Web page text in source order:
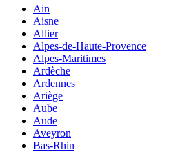
Ain
Aisne
Allier
Alpes-de-Haute-Provence
Alpes-Maritimes
Ardèche
Ardennes
Ariège
Aube
Aude
Aveyron
Bas-Rhin